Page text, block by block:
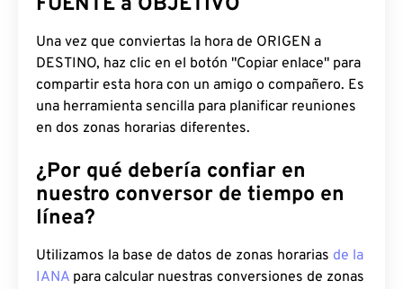
Una vez que conviertas la hora de ORIGEN a
DESTINO, haz clic en el botón "Copiar enlace" para
compartir esta hora con un amigo o compañero. Es
una herramienta sencilla para planificar reuniones
en dos zonas horarias diferentes.
¿Por qué debería confiar en
nuestro conversor de tiempo en
línea?
Utilizamos la base de datos de zonas horarias de la
IANA para calcular nuestras conversiones de zonas